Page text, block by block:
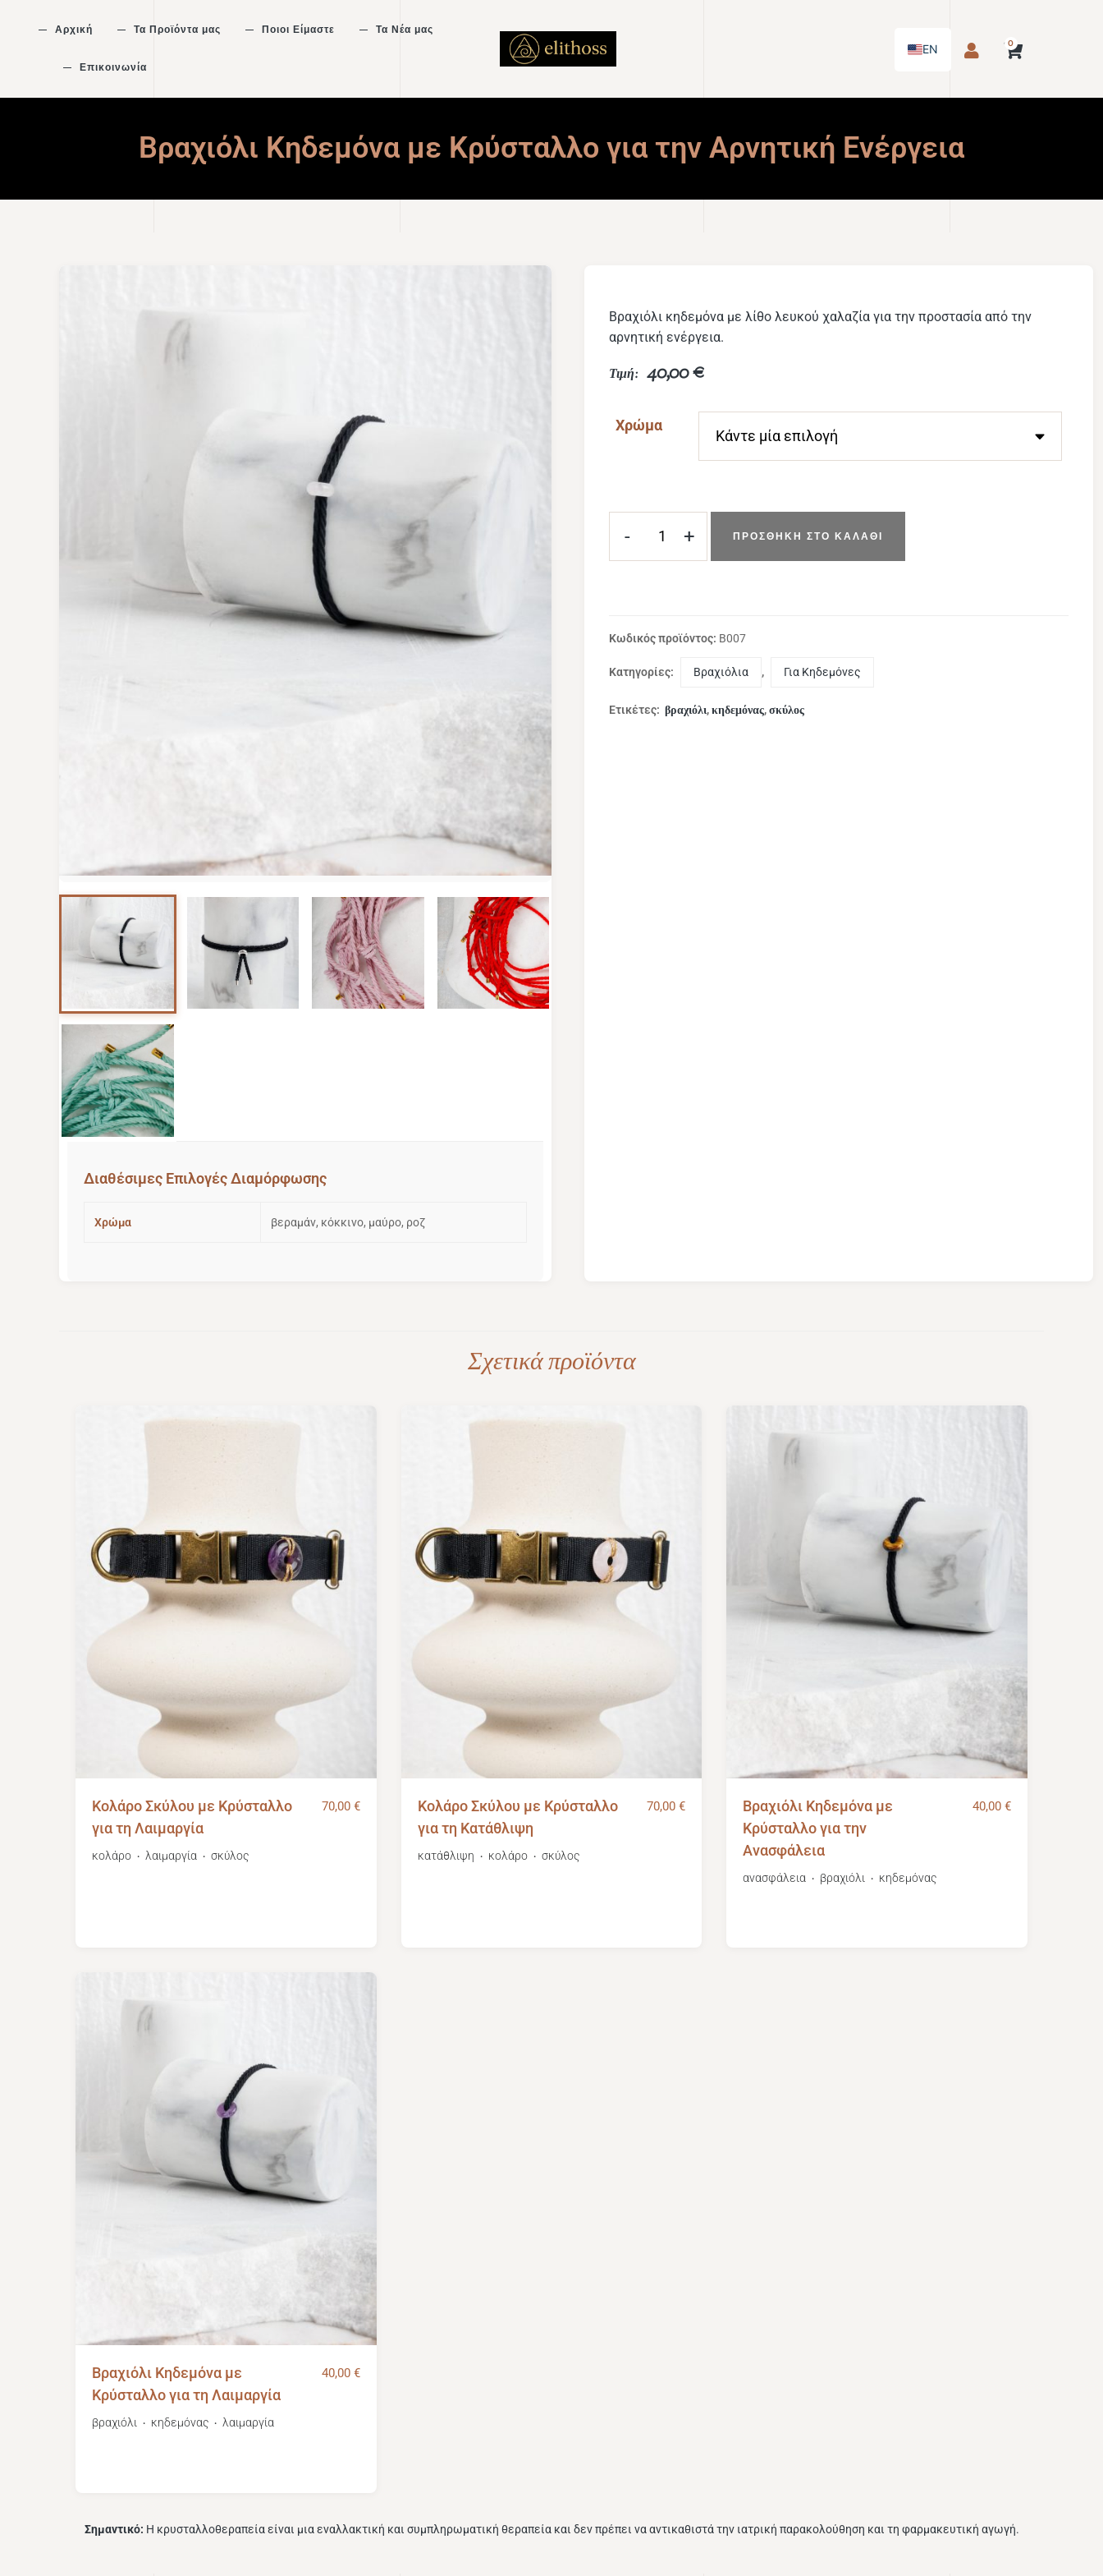
Αρχική Τα Προϊόντα μας Ποιοι Είμαστε Τα Νέα μας
Επικοινωνία
EN 0
Βραχιόλι Κηδεμόνα με Κρύσταλλο για την Αρνητική Ενέργεια
Image 1 of 5
Διαθέσιμες Επιλογές Διαμόρφωσης
Χρώμα βεραμάν, κόκκινο, μαύρο, ροζ
40,00€
Βραχιόλι κηδεμόνα με λίθο λευκού χαλαζία για την προστασία από την
αρνητική ενέργεια.
Χρώμα
- + ΠΡΟΣΘΉΚΗ ΣΤΟ ΚΑΛΆΘΙ
Κωδικός προϊόντος: B007
Κατηγορίες: Βραχιόλια , Για Κηδεμόνες
Ετικέτες: βραχιόλι,κηδεμόνας,σκύλος
Σχετικά προϊόντα
Κολάρο Σκύλου με Κρύσταλλο
για τη Λαιμαργία
70,00 €
κολάρο ・ λαιμαργία ・ σκύλος
Κολάρο Σκύλου με Κρύσταλλο
για τη Κατάθλιψη
70,00€
κατάθλιψη ・ κολάρο・ σκύλος
Βραχιόλι Κηδεμόνα με
Κρύσταλλο για την
Ανασφάλεια
40,00 €
ανασφάλεια ・ βραχιόλι ・ κηδεμόνας
Βραχιόλι Κηδεμόνα με
Κρύσταλλο για τη Λαιμαργία
40,00 €
βραχιόλι ・ κηδεμόνας ・ λαιμαργία
Σημαντικό: Η κρυσταλλοθεραπεία είναι μια εναλλακτική και συμπληρωματική θεραπεία και δεν πρέπει να αντικαθιστά την ιατρική παρακολούθηση και τη φαρμακευτική αγωγή.